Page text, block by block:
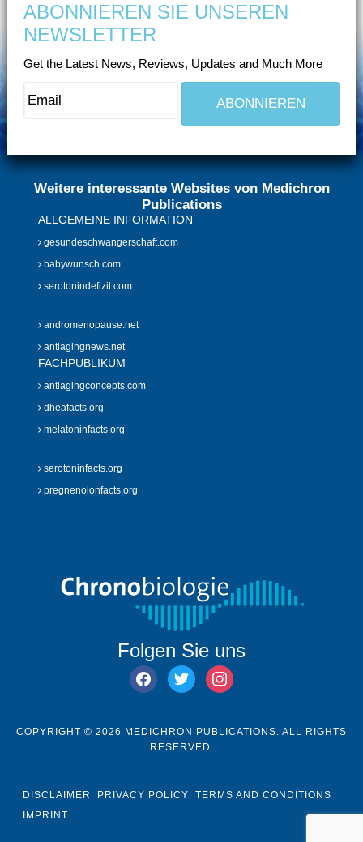
ABONNIEREN SIE UNSEREN
NEWSLETTER
Get the Latest News, Reviews, Updates and Much More
Weitere interessante Websites von Medichron
Publications
ALLGEMEINE INFORMATION
gesundeschwangerschaft.com
babywunsch.com
serotonindefizit.com
andromenopause.net
antiagingnews.net
FACHPUBLIKUM
antiagingconcepts.com
dheafacts.org
melatoninfacts.org
serotoninfacts.org
pregnenolonfacts.org
Folgen Sie uns
facebook
twitter instagram
COPYRIGHT © 2026 MEDICHRON PUBLICATIONS. ALL RIGHTS
RESERVED.
DISCLAIMER PRIVACY POLICY
TERMS AND CONDITIONS
IMPRINT